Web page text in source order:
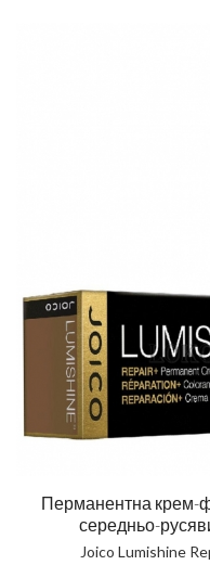
Перманентна крем-
середньо-
Joico Lumishine